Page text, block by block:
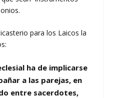
para los Laicos la
ha de implicarse
a las parejas, en
entre sacerdotes,